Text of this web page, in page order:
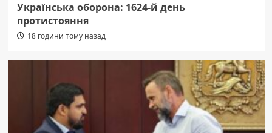
Українська оборона: 1624-й день
протистояння
18 години тому назад